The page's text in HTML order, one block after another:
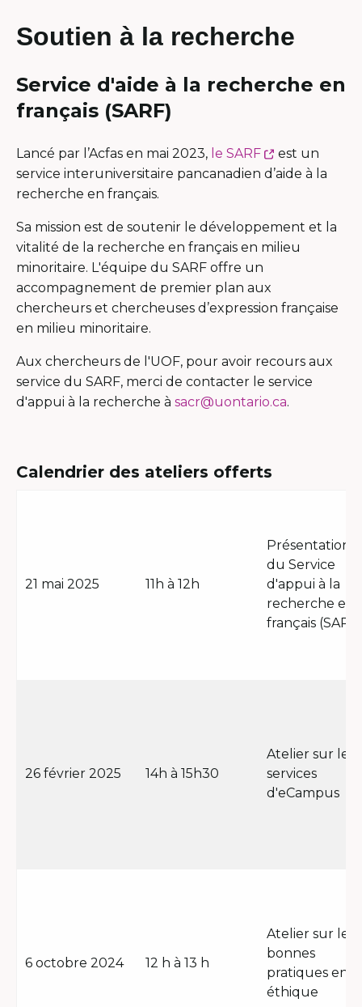
Soutien à la recherche
Service d'aide à la recherche en
français (SARF)
Lancé par l’Acfas en mai 2023, le SARF
This
link
in
a
est un
service interuniversitaire pancanadien d’aide à la
recherche en français.
Sa mission est de soutenir le développement et la
vitalité de la recherche en français en milieu
minoritaire. L'équipe du SARF offre un
accompagnement de premier plan aux
chercheurs et chercheuses d’expression française
en milieu minoritaire.
Aux chercheurs de l'UOF, pour avoir recours aux
service du SARF, merci de contacter le service
d'appui à la recherche à sacr@uontario.ca.
Calendrier des ateliers offerts
21 mai 2025 11h à 12h
Présentation
du Service
d'appui à la
recherche en
français (SARF)
26 février 2025 14h à 15h30
Atelier sur les
services
d'eCampus
6 octobre 2024 12 h à 13 h
Atelier sur les
bonnes
pratiques en
éthique